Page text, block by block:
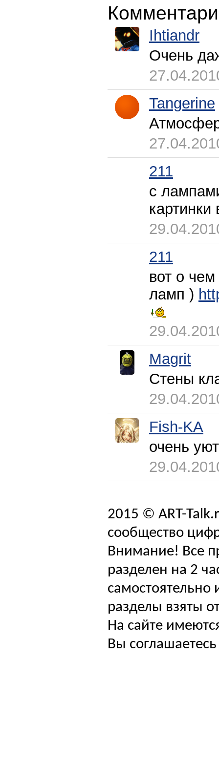
Ihtiandr
Очень
Tangerine
211
с
картинки
211
вот о
ламп )
Magrit
Стены
Fish-KA
очень
2015 © ART-
сообщество
Внимание! Все
разделен на 2
самостоятельно
разделы взяты
На сайте
Вы